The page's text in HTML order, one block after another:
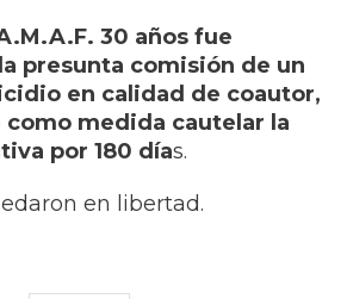
30 años fue
presunta comisión de un
en calidad de coautor,
medida cautelar la
por 180 días.
en libertad.